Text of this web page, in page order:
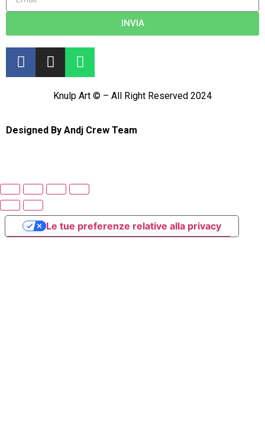
INVIA
Knulp Art © – All Right Reserved 2024
Designed By Andj Crew Team
Le tue preferenze relative alla privacy